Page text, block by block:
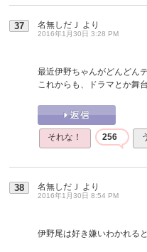
37 名無しだＪ より
2016年1月30日 3:28 PM
最近伊野ちゃんがどんどん
これからも、ドラマとか舞
それな！ 256
38 名無しだＪ より
2016年1月30日 8:54 PM
伊野尾は好き嫌いわかれる